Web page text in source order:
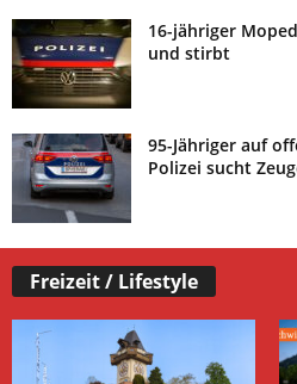
16-jähriger
und stirbt
95-Jähriger auf
Polizei sucht
Freizeit / Lifestyle